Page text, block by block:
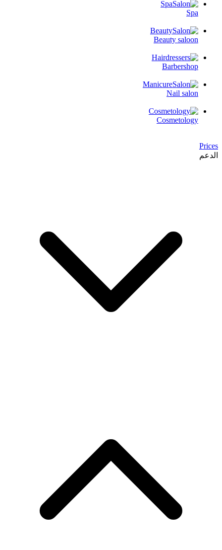
Spa
Beauty saloon
Barbershop
Nail salon
Cosmetology
Prices
الدعم